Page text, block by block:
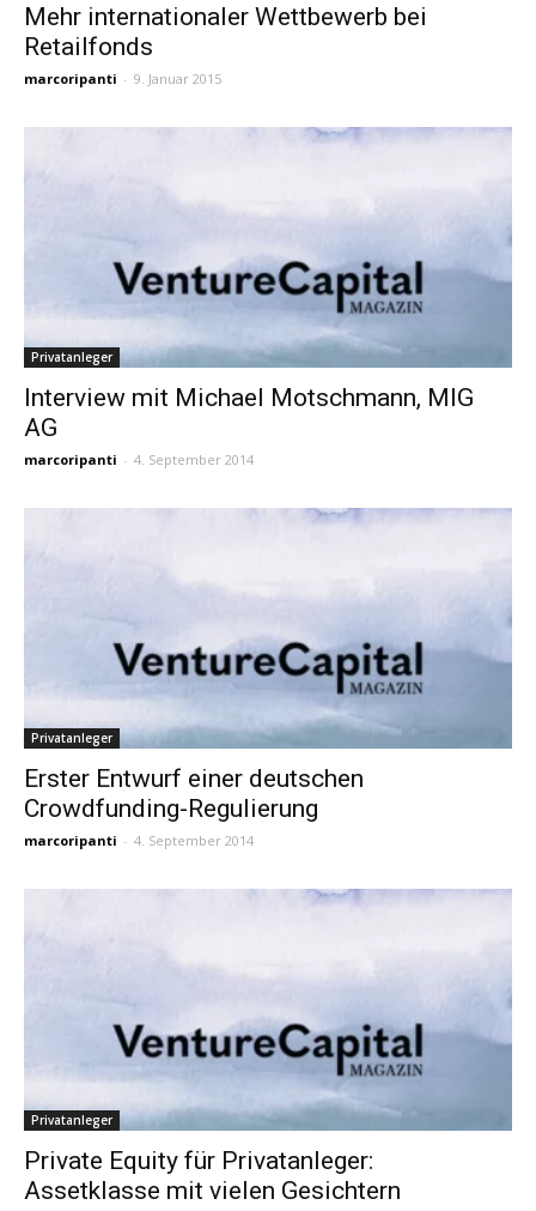
Mehr internationaler Wettbewerb bei
Retailfonds
marcoripanti - 9. Januar 2015
Privatanleger
Interview mit Michael Motschmann, MIG
AG
marcoripanti - 4. September 2014
Privatanleger
Erster Entwurf einer deutschen
Crowdfunding-Regulierung
marcoripanti - 4. September 2014
Privatanleger
Private Equity für Privatanleger:
Assetklasse mit vielen Gesichtern